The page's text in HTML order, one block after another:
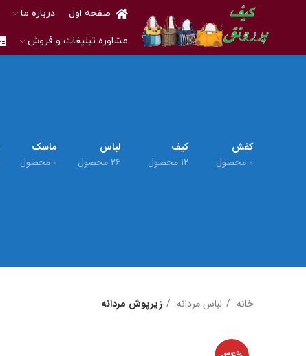
صفحه اول درباره ما
مشاوره تبلیغات و فروش
کفش
۰ محصول
کیف
۱۲ محصول
لباس
۲۶ محصول
ماسک
۰ محصول
خانه لباس مردانه زیرپوش مردانه